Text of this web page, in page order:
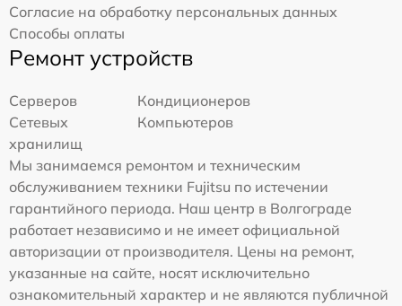
Согласие на обработку персональных данных
Способы оплаты
Ремонт устройств
Серверов
Кондиционеров
Сетевых
хранилищ
Компьютеров
Мы занимаемся ремонтом и техническим
обслуживанием техники Fujitsu по истечении
гарантийного периода. Наш центр в Волгограде
работает независимо и не имеет официальной
авторизации от производителя. Цены на ремонт,
указанные на сайте, носят исключительно
ознакомительный характер и не являются публичной